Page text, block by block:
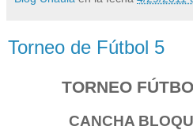
Torneo de Fútbol 5
TORNEO
CANCHA